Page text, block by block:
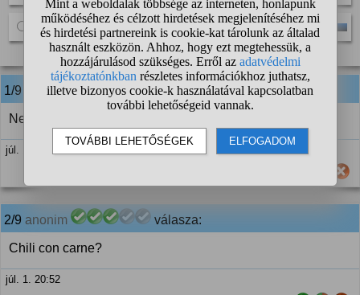
nem
12 szavazat
1/9 anonim válasza:
Nem és nem is érdekel.
júl. 1. 20:12
2/9 anonim válasza:
Chili con carne?
júl. 1. 20:52